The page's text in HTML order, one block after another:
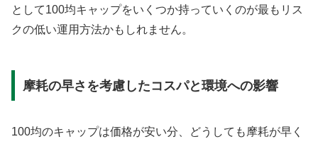
として100均キャップをいくつか持っていくのが最もリス
クの低い運用方法かもしれません。
摩耗の早さを考慮したコスパと環境への影響
100均のキャップは価格が安い分、どうしても摩耗が早く